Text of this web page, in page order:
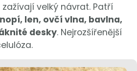
velký návrat. Patří
len, ovčí vlna, bavlna,
desky. Nejrozšířenější